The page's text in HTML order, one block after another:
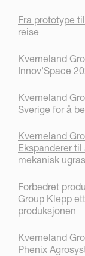
Fra prototype
reise
Kverneland
Innov'Space
Kverneland
Sverige for å
Kverneland
Ekspanderer
mekanisk
Forbedret
Group Klepp
produksjonen
Kverneland
Phenix